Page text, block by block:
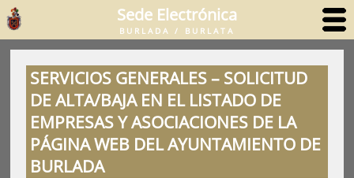
Sede Electrónica
BURLADA / BURLATA
SERVICIOS GENERALES – SOLICITUD
DE ALTA/BAJA EN EL LISTADO DE
EMPRESAS Y ASOCIACIONES DE LA
PÁGINA WEB DEL AYUNTAMIENTO DE
BURLADA